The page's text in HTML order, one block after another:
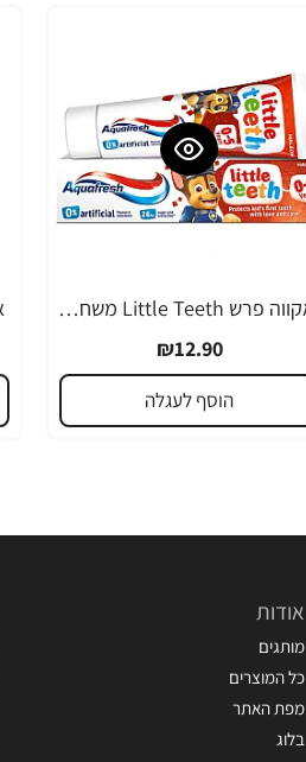
אקווה פרש Little Teeth משחת שיניים חלב לגילאי 0-5 שנים - 50 מ"ל
₪12.90
הוסף לעגלה
אודות
מותגים
כל המוצרים
מפת האתר
בלוג